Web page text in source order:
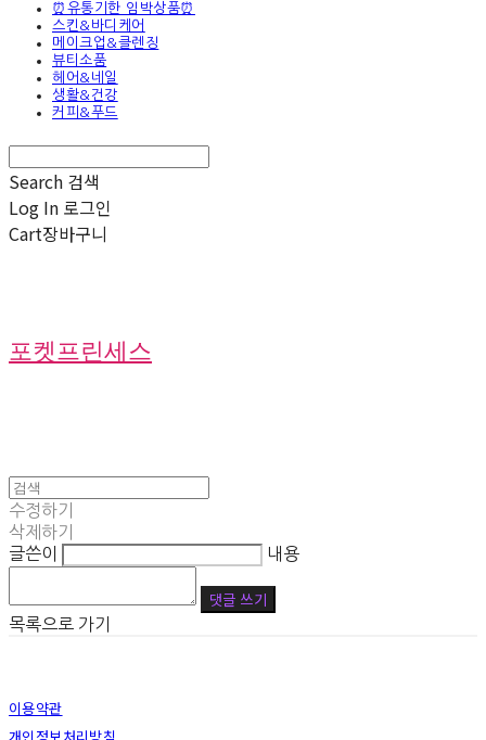
⏰유통기한 임박상품⏰
스킨&바디케어
메이크업&클렌징
뷰티소품
헤어&네일
생활&건강
커피&푸드
Search 검색
Log In 로그인
Cart장바구니
포켓프린세스
수정하기
삭제하기
글쓴이
내용
댓글 쓰기
목록으로 가기
이용약관